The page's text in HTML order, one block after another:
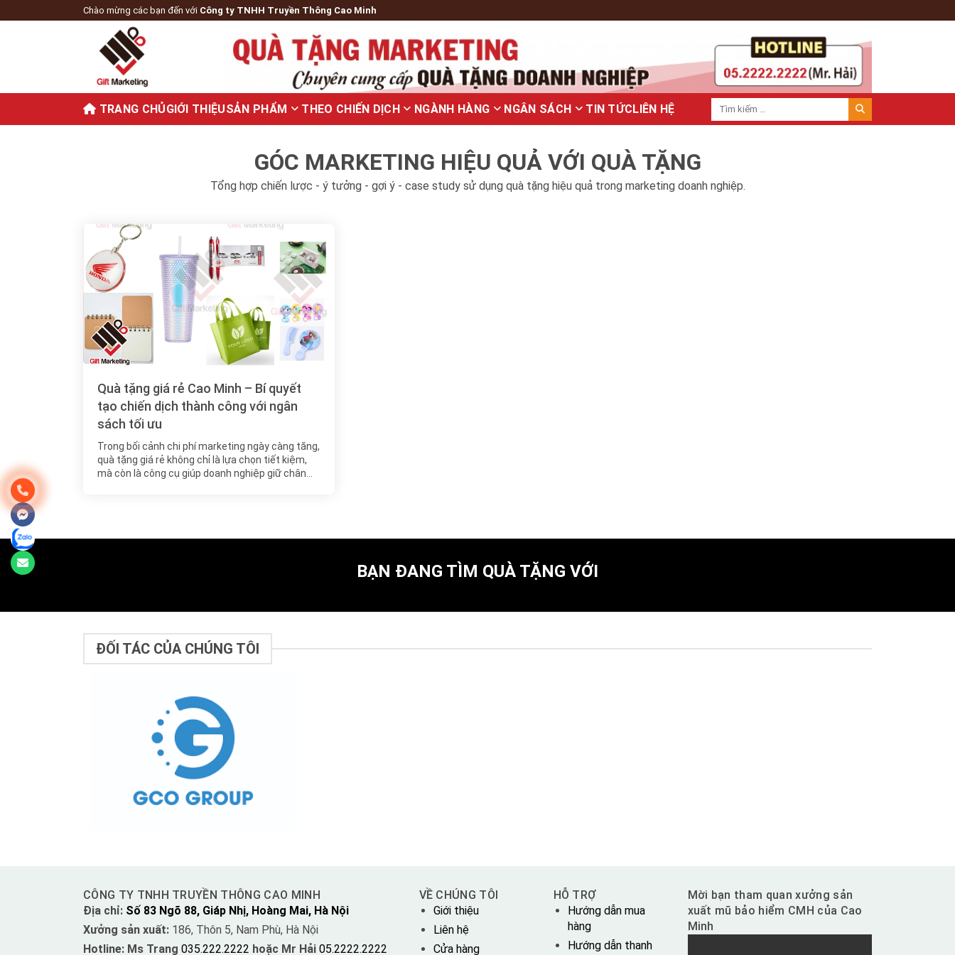
Chào mừng các bạn đến với Công ty TNHH Truyền Thông Cao Minh
TRANG CHỦGIỚI THIỆUSẢN PHẨM THEO CHIẾN DỊCH NGÀNH HÀNG NGÂN SÁCH TIN TỨCLIÊN HỆ
GÓC MARKETING HIỆU QUẢ VỚI QUÀ TẶNG
Tổng hợp chiến lược - ý tưởng - gợi ý - case study sử dụng quà tặng hiệu quả trong marketing doanh nghiệp.
Quà tặng giá rẻ Cao Minh – Bí quyết
tạo chiến dịch thành công với ngân
sách tối ưu
Trong bối cảnh chi phí marketing ngày càng tăng,
quà tặng giá rẻ không chỉ là lựa chọn tiết kiệm,
mà còn là công cụ giúp doanh nghiệp giữ chân…
BẠN ĐANG TÌM QUÀ TẶNG VỚI
ĐỐI TÁC CỦA CHÚNG TÔI
CÔNG TY TNHH TRUYỀN THÔNG CAO MINH
Địa chỉ: Số 83 Ngõ 88, Giáp Nhị, Hoàng Mai, Hà Nội
Xưởng sản xuất: 186, Thôn 5, Nam Phù, Hà Nội
Hotline: Ms Trang 035.222.2222 hoặc Mr Hải 05.2222.2222
VỀ CHÚNG TÔI
Giới thiệu
Liên hệ
Cửa hàng
HỖ TRỢ
Hướng dẫn mua
hàng
Hướng dẫn thanh
Mời bạn tham quan xưởng sản
xuất mũ bảo hiểm CMH của Cao
Minh